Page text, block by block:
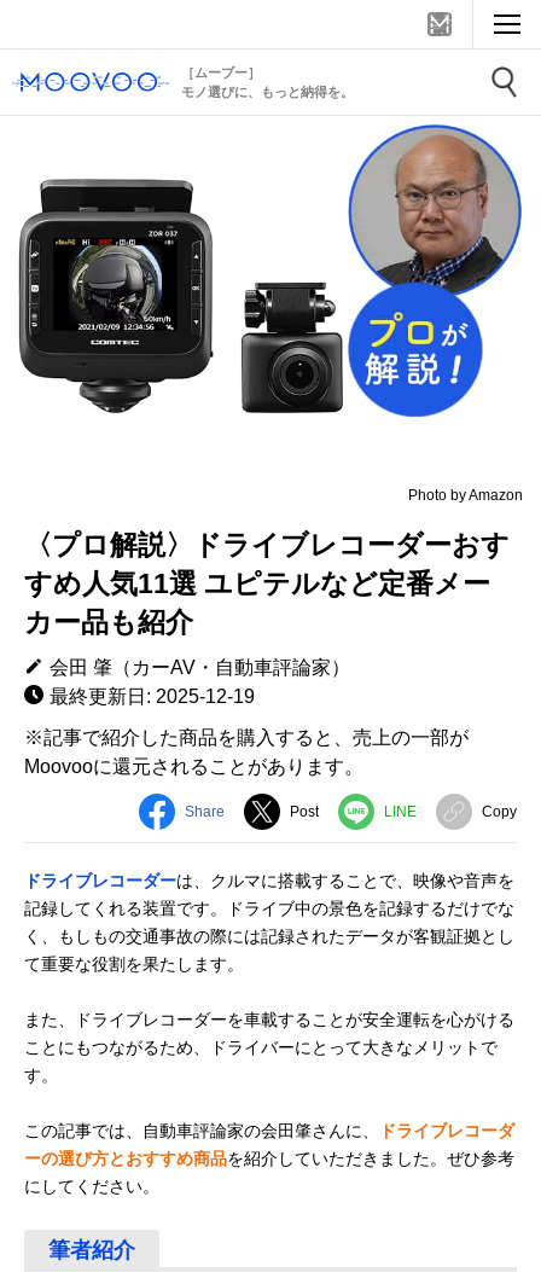
［ムーブー］
モノ選びに、もっと納得を。
Photo by Amazon
〈プロ解説〉ドライブレコーダーおす
すめ人気11選 ユピテルなど定番メー
カー品も紹介
会田 肇（カーAV・自動車評論家）
最終更新日: 2025-12-19
※記事で紹介した商品を購入すると、売上の一部が
Moovooに還元されることがあります。
Share Post LINE Copy
ドライブレコーダーは、クルマに搭載することで、映像や音声を
記録してくれる装置です。ドライブ中の景色を記録するだけでな
く、もしもの交通事故の際には記録されたデータが客観証拠とし
て重要な役割を果たします。
また、ドライブレコーダーを車載することが安全運転を心がける
ことにもつながるため、ドライバーにとって大きなメリットで
す。
この記事では、自動車評論家の会田肇さんに、
ドライブレコーダ
ーの選び方とおすすめ商品を紹介していただきました。ぜひ参考
にしてください。